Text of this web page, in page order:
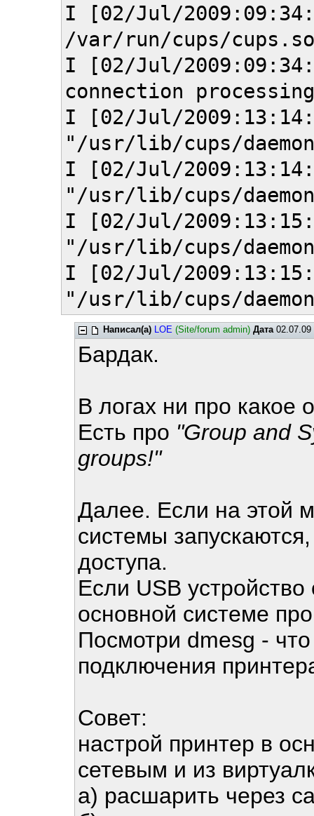
I [02/Jul/
/var/run/cups/
I [02/Jul/
connection
I [02/Jul/
"/usr/lib/cups/
I [02/Jul/
"/usr/lib/cups/
I [02/Jul/
"/usr/lib/cups/
I [02/Jul/
"/usr/lib/cups/
Написал(а) LOE (Site/forum admin) Дата02.07.09
Бардак.
В логах ни про какое
Есть про "Group and
groups!"
Далее. Если на этой
системы
доступа.
Если USB устройство
основной системе
Посмотри dmesg -
подключения
Совет:
настрой принтер в
сетевым и из
а) расшарить через